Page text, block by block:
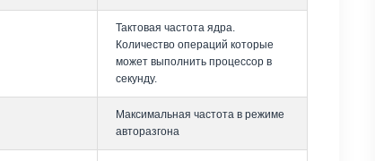
Тактовая частота ядра.
Количество операций которые
может выполнить процессор в
секунду.
Максимальная частота в режиме
авторазгона